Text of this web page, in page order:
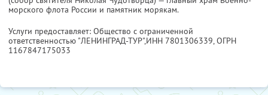
морского флота России и памятник морякам.
Услуги предоставляет: Общество с ограниченной
ответственностью "ЛЕНИНГРАД-ТУР",ИНН 7801306339, ОГРН
1167847175033